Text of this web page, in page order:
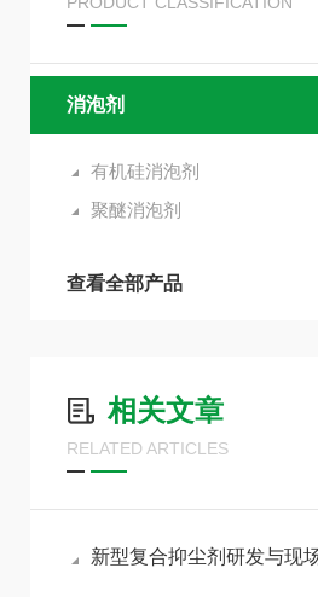
消泡剂
有机硅消泡剂
聚醚消泡剂
查看全部产品
相关文章
RELATED ARTICLES
新型复合抑尘剂研发与现